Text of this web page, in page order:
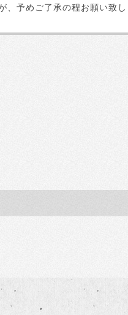
、予めご了承の程お願い致し